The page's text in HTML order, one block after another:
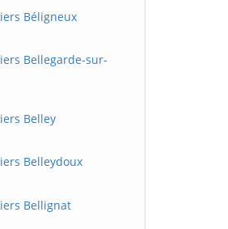
Béligneux
Bellegarde-sur-
Belley
Belleydoux
Bellignat